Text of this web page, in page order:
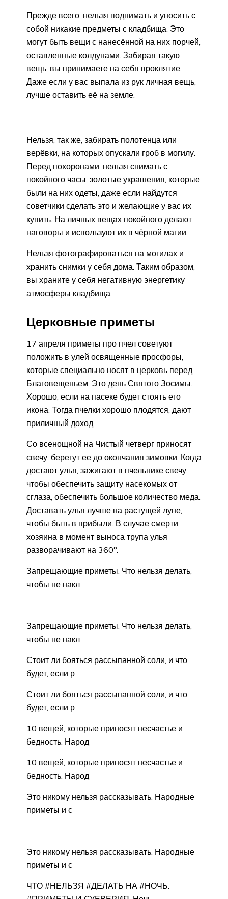
Прежде всего, нельзя поднимать и уносить с
собой никакие предметы с кладбища. Это
могут быть вещи с нанесённой на них порчей,
оставленные колдунами. Забирая такую
вещь, вы принимаете на себя проклятие.
Даже если у вас выпала из рук личная вещь,
лучше оставить её на земле.
Нельзя, так же, забирать полотенца или
верёвки, на которых опускали гроб в могилу.
Перед похоронами, нельзя снимать с
покойного часы, золотые украшения, которые
были на них одеты, даже если найдутся
советчики сделать это и желающие у вас их
купить. На личных вещах покойного делают
наговоры и используют их в чёрной магии.
Нельзя фотографироваться на могилах и
хранить снимки у себя дома. Таким образом,
вы храните у себя негативную энергетику
атмосферы кладбища.
Церковные приметы
17 апреля приметы про пчел советуют
положить в улей освященные просфоры,
которые специально носят в церковь перед
Благовещеньем. Это день Святого Зосимы.
Хорошо, если на пасеке будет стоять его
икона. Тогда пчелки хорошо плодятся, дают
приличный доход.
Со всенощной на Чистый четверг приносят
свечу, берегут ее до окончания зимовки. Когда
достают улья, зажигают в пчельнике свечу,
чтобы обеспечить защиту насекомых от
сглаза, обеспечить большое количество меда.
Доставать улья лучше на растущей луне,
чтобы быть в прибыли. В случае смерти
хозяина в момент выноса трупа улья
разворачивают на 360°.
Запрещающие приметы. Что нельзя делать,
чтобы не накл
Запрещающие приметы. Что нельзя делать,
чтобы не накл
Стоит ли бояться рассыпанной соли, и что
будет, если р
Стоит ли бояться рассыпанной соли, и что
будет, если р
10 вещей, которые приносят несчастье и
бедность. Народ
10 вещей, которые приносят несчастье и
бедность. Народ
Это никому нельзя рассказывать. Народные
приметы и с
Это никому нельзя рассказывать. Народные
приметы и с
ЧТО #НЕЛЬЗЯ #ДЕЛАТЬ НА #НОЧЬ.